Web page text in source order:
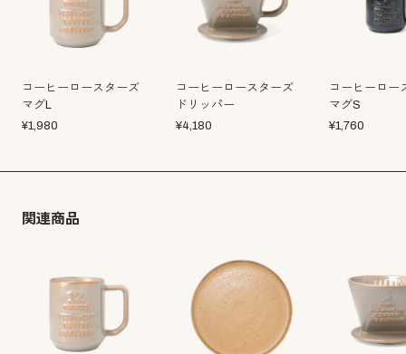
コーヒーロースターズ
マグL
¥1,980
コーヒーロースターズ
ドリッパー
¥4,180
コーヒーロー
マグS
¥1,760
関連商品